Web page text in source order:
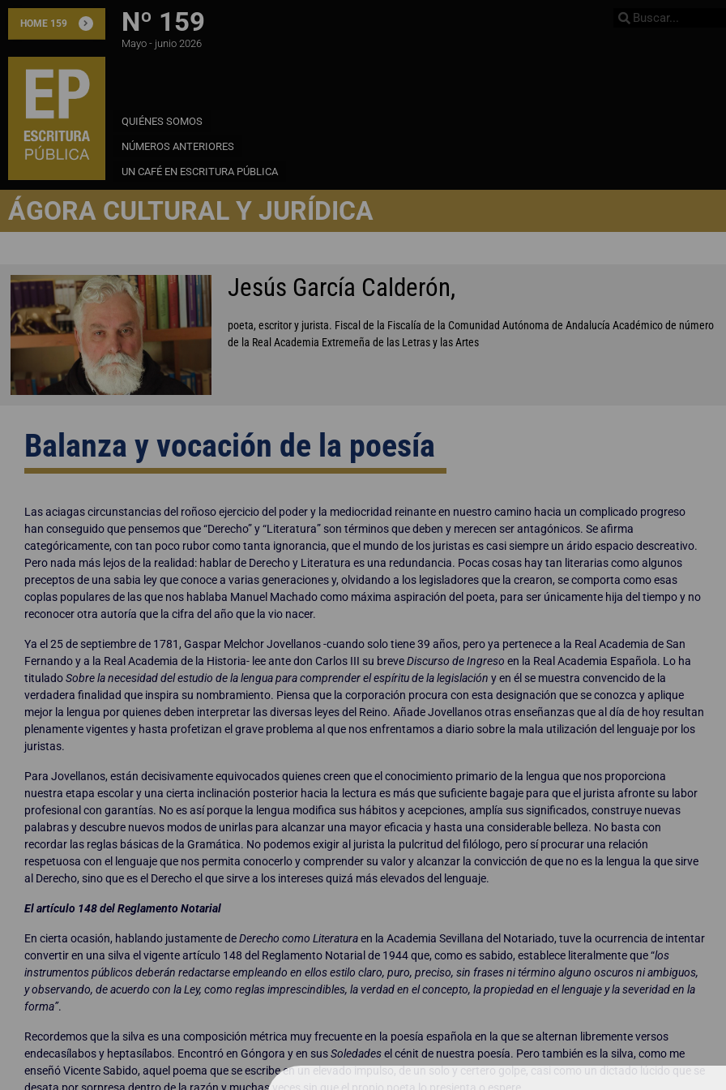
HOME 159 Nº 159
Mayo - junio 2026
QUIÉNES SOMOS
NÚMEROS ANTERIORES
UN CAFÉ EN ESCRITURA PÚBLICA
ÁGORA CULTURAL Y JURÍDICA
Jesús García Calderón,
poeta, escritor y jurista. Fiscal de la Fiscalía de la Comunidad Autónoma de Andalucía Académico de número
de la Real Academia Extremeña de las Letras y las Artes
Balanza y vocación de la poesía
Las aciagas circunstancias del roñoso ejercicio del poder y la mediocridad reinante en nuestro camino hacia un complicado progreso
han conseguido que pensemos que “Derecho” y “Literatura” son términos que deben y merecen ser antagónicos. Se afirma
categóricamente, con tan poco rubor como tanta ignorancia, que el mundo de los juristas es casi siempre un árido espacio descreativo.
Pero nada más lejos de la realidad: hablar de Derecho y Literatura es una redundancia. Pocas cosas hay tan literarias como algunos
preceptos de una sabia ley que conoce a varias generaciones y, olvidando a los legisladores que la crearon, se comporta como esas
coplas populares de las que nos hablaba Manuel Machado como máxima aspiración del poeta, para ser únicamente hija del tiempo y no
reconocer otra autoría que la cifra del año que la vio nacer.
Ya el 25 de septiembre de 1781, Gaspar Melchor Jovellanos -cuando solo tiene 39 años, pero ya pertenece a la Real Academia de San
Fernando y a la Real Academia de la Historia- lee ante don Carlos III su breveDiscurso de Ingreso en la Real Academia Española. Lo ha
tituladoSobre la necesidad del estudio de la lengua para comprender el espíritu de la legislación y en él se muestra convencido de la
verdadera finalidad que inspira su nombramiento. Piensa que la corporación procura con esta designación que se conozca y aplique
mejor la lengua por quienes deben interpretar las diversas leyes del Reino. Añade Jovellanos otras enseñanzas que al día de hoy resultan
plenamente vigentes y hasta profetizan el grave problema al que nos enfrentamos a diario sobre la mala utilización del lenguaje por los
juristas.
Para Jovellanos, están decisivamente equivocados quienes creen que el conocimiento primario de la lengua que nos proporciona
nuestra etapa escolar y una cierta inclinación posterior hacia la lectura es más que suficiente bagaje para que el jurista afronte su labor
profesional con garantías. No es así porque la lengua modifica sus hábitos y acepciones, amplía sus significados, construye nuevas
palabras y descubre nuevos modos de unirlas para alcanzar una mayor eficacia y hasta una considerable belleza. No basta con
recordar las reglas básicas de la Gramática. No podemos exigir al jurista la pulcritud del filólogo, pero sí procurar una relación
respetuosa con el lenguaje que nos permita conocerlo y comprender su valor y alcanzar la convicción de que no es la lengua la que sirve
al Derecho, sino que es el Derecho el que sirve a los intereses quizá más elevados del lenguaje.
El artículo 148 del Reglamento Notarial
En cierta ocasión, hablando justamente deDerecho como Literaturaen la Academia Sevillana del Notariado, tuve la ocurrencia de intentar
convertir en una silva el vigente artículo 148 del Reglamento Notarial de 1944 que, como es sabido, establece literalmente que “los
instrumentos públicos deberán redactarse empleando en ellos estilo claro, puro, preciso, sin frases ni término alguno oscuros ni ambiguos,
y observando, de acuerdo con la Ley, como reglas imprescindibles, la verdad en el concepto, la propiedad en el lenguaje y la severidad en la
forma”.
Recordemos que la silva es una composición métrica muy frecuente en la poesía española en la que se alternan libremente versos
endecasílabos y heptasílabos. Encontró en Góngora y en susSoledadesel cénit de nuestra poesía. Pero también es la silva, como me
enseñó Vicente Sabido, aquel poema que se escribe en un elevado impulso, de un solo y certero golpe, casi como un dictado lúcido que se